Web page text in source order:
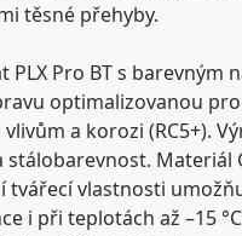
těsné přehyby.
PLX Pro BT s barevným
optimalizovanou
a korozi (RC5+).
stálobarevnost. Materiál
tvářecí vlastnosti
i při teplotách až –15